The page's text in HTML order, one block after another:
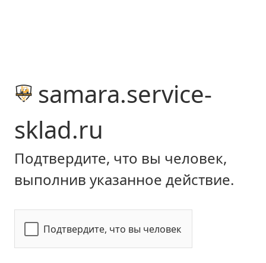
samara.service-
sklad.ru
Подтвердите, что вы человек,
выполнив указанное действие.
Подтвердите, что вы человек